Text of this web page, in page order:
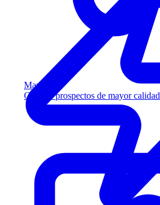
Marketing
Capture prospectos de mayor calidad